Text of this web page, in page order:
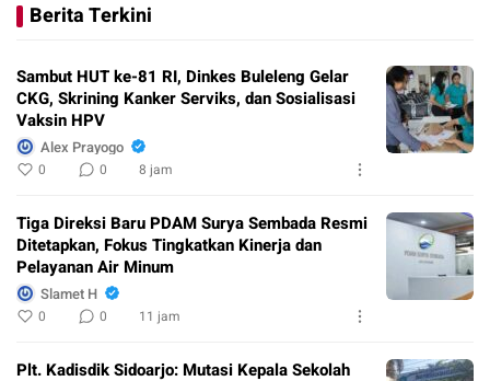
Berita Terkini
Sambut HUT ke-81 RI, Dinkes Buleleng Gelar
CKG, Skrining Kanker Serviks, dan Sosialisasi
Vaksin HPV
Alex Prayogo
0 0 8 jam
Tiga Direksi Baru PDAM Surya Sembada Resmi
Ditetapkan, Fokus Tingkatkan Kinerja dan
Pelayanan Air Minum
Slamet H
0 0 11 jam
Plt. Kadisdik Sidoarjo: Mutasi Kepala Sekolah